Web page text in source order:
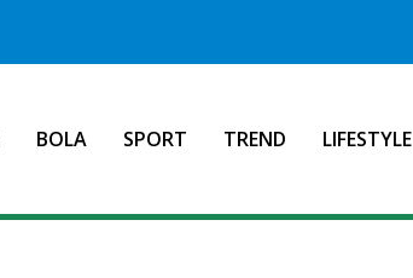
BOLA SPORT TREND LIFESTYLE